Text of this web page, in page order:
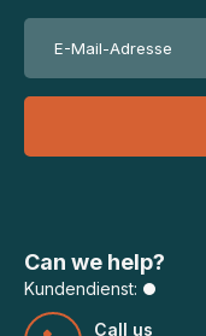
Can we help?
Kundendienst:
Call us